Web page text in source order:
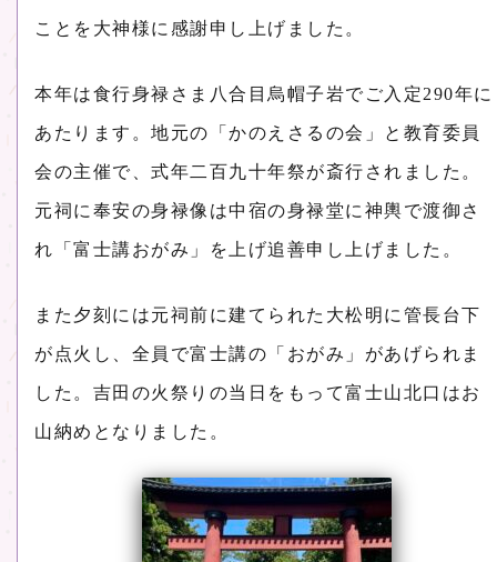
ことを大神様に感謝申し上げました。
本年は食行身禄さま八合目烏帽子岩でご入定290年に
あたります。地元の「かのえさるの会」と教育委員
会の主催で、式年二百九十年祭が斎行されました。
元祠に奉安の身禄像は中宿の身禄堂に神輿で渡御さ
れ「富士講おがみ」を上げ追善申し上げました。
また夕刻には元祠前に建てられた大松明に管長台下
が点火し、全員で富士講の「おがみ」があげられま
した。吉田の火祭りの当日をもって富士山北口はお
山納めとなりました。